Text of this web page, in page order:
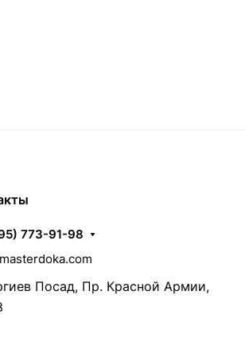
773-91-98
Посад, Пр. Красной Армии,